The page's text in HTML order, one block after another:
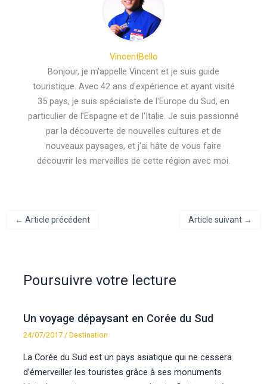
VincentBello
Bonjour, je m'appelle Vincent et je suis guide
touristique. Avec 42 ans d'expérience et ayant visité
35 pays, je suis spécialiste de l'Europe du Sud, en
particulier de l'Espagne et de l'Italie. Je suis passionné
par la découverte de nouvelles cultures et de
nouveaux paysages, et j'ai hâte de vous faire
découvrir les merveilles de cette région avec moi.
← Article précédent Article suivant →
Poursuivre votre lecture
Un voyage dépaysant en Corée du Sud
24/07/2017/Destination
La Corée du Sud est un pays asiatique qui ne cessera
d’émerveiller les touristes grâce à ses monuments